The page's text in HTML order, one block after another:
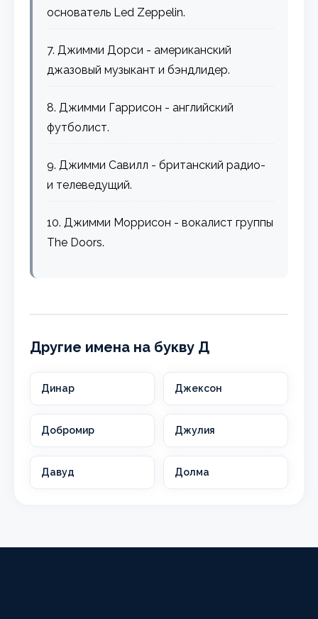
основатель Led Zeppelin.
7. Джимми Дорси - американский
джазовый музыкант и бэндлидер.
8. Джимми Гаррисон - английский
футболист.
9. Джимми Савилл - британский радио-
и телеведущий.
10. Джимми Моррисон - вокалист группы
The Doors.
Другие имена на букву Д
Динар Джексон
Добромир Джулия
Давуд Долма